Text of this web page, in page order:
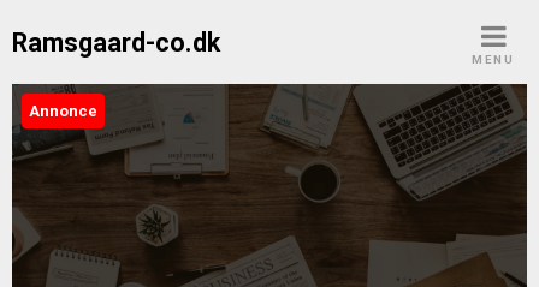
Ramsgaard-co.dk
MENU
Ramsgaard-co.dk
Annonce